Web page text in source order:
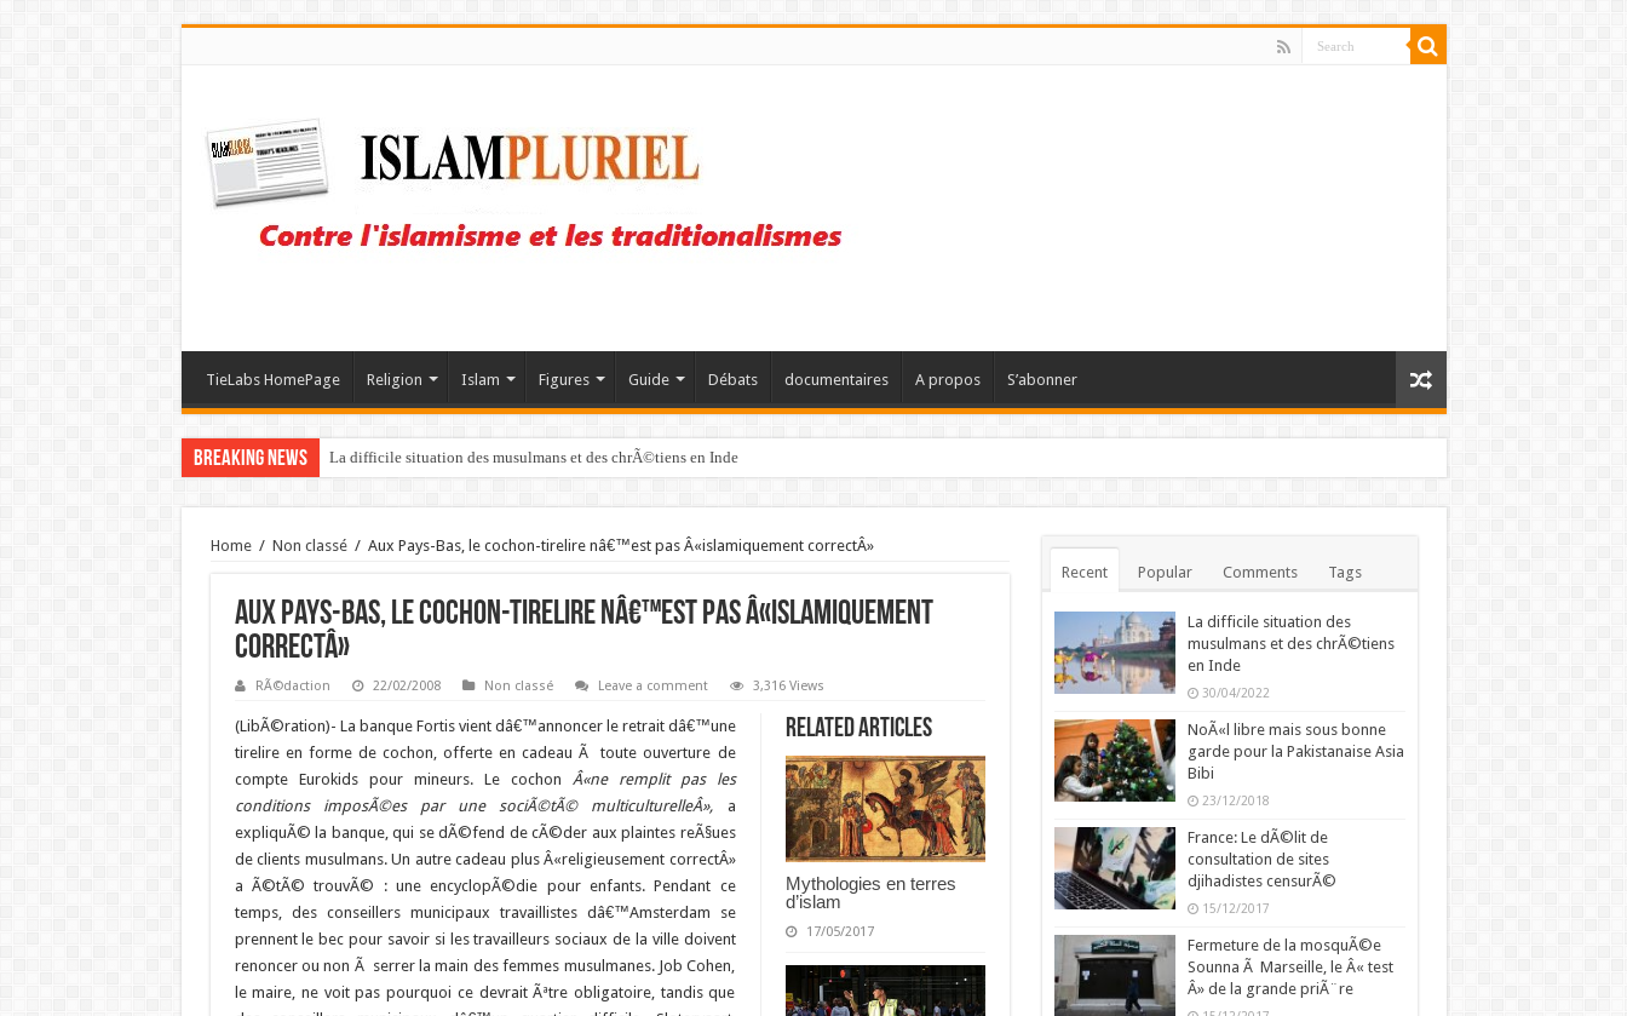
TieLabs HomePage Religion Islam Figures Guide Débats documentaires A propos S’abonner
Breaking News La difficile situation des musulmans et des chrÃ©tiens en Inde
Home / Non classé / Aux Pays-Bas, le cochon-tirelire nâ€™est pas Â«islamiquement correctÂ»
Aux Pays-Bas, le cochon-tirelire nâ€™est pas Â«islamiquement
correctÂ»
RÃ©daction 22/02/2008 Non classé Leave a comment 3,316 Views
Related Articles
Mythologies en terres
d’islam
17/05/2017
(LibÃ©ration)- La banque Fortis vient dâ€™annoncer le retrait dâ€™une
tirelire en forme de cochon, offerte en cadeau Ã toute ouverture de
compte Eurokids pour mineurs. Le cochon Â«ne remplit pas les
conditions imposÃ©es par une sociÃ©tÃ© multiculturelleÂ», a
expliquÃ© la banque, qui se dÃ©fend de cÃ©der aux plaintes reÃ§ues
de clients musulmans. Un autre cadeau plus Â«religieusement correctÂ»
a Ã©tÃ© trouvÃ© : une encyclopÃ©die pour enfants. Pendant ce
temps, des conseillers municipaux travaillistes dâ€™Amsterdam se
prennent le bec pour savoir si les travailleurs sociaux de la ville doivent
renoncer ou non Ã serrer la main des femmes musulmanes. Job Cohen,
le maire, ne voit pas pourquoi ce devrait Ãªtre obligatoire, tandis que
Recent Popular Comments Tags
La difficile situation des
musulmans et des chrÃ©tiens
en Inde
30/04/2022
NoÃ«l libre mais sous bonne
garde pour la Pakistanaise Asia
Bibi
23/12/2018
France: Le dÃ©lit de
consultation de sites
djihadistes censurÃ©
15/12/2017
Fermeture de la mosquÃ©e
Sounna Ã Marseille, le Â« test
Â» de la grande priÃ¨re